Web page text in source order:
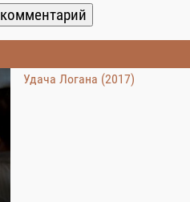
Удача Логана (2017)